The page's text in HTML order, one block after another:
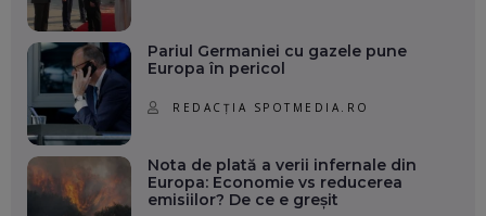
Pariul Germaniei cu gazele pune
Europa în pericol
REDACȚIA SPOTMEDIA.RO
Nota de plată a verii infernale din
Europa: Economie vs reducerea
emisiilor? De ce e greșit